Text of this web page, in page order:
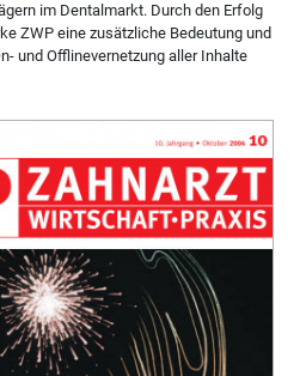
im Dentalmarkt. Durch den Erfolg
ZWP eine zusätzliche Bedeutung und
und Offlinevernetzung aller Inhalte